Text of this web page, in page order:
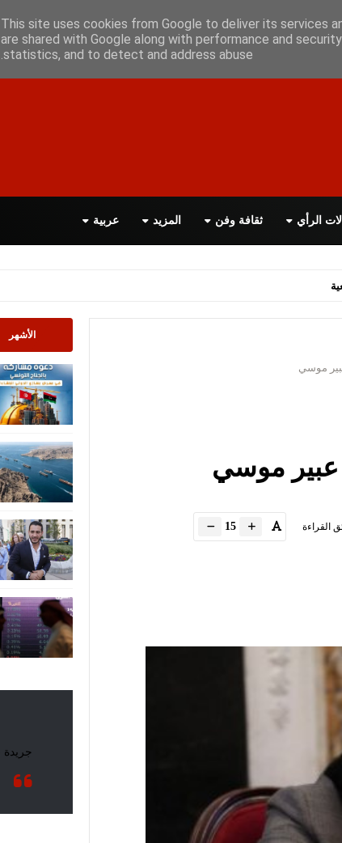
اقرأ الصحيفة PDF
الرأي ثقافة وفن المزيد عربية
موسي
عبير موسي
القراءة 15
الأشهر
This site uses cookies from Google to deliver its services
are shared with Google along with performance and
statistics, and to detect and address abuse.